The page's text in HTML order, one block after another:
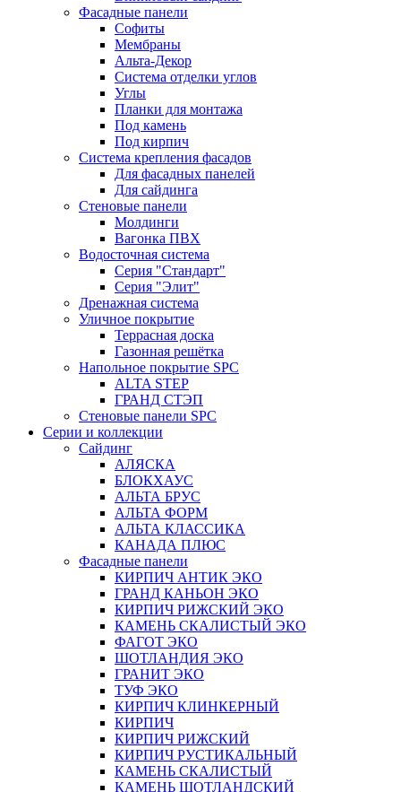
Фасадные панели
Софиты
Мембраны
Альта-Декор
Система отделки углов
Углы
Планки для монтажа
Под камень
Под кирпич
Система крепления фасадов
Для фасадных панелей
Для сайдинга
Стеновые панели
Молдинги
Вагонка ПВХ
Водосточная система
Серия "Стандарт"
Серия "Элит"
Дренажная система
Уличное покрытие
Террасная доска
Газонная решётка
Напольное покрытие SPC
ALTA STEP
ГРАНД СТЭП
Стеновые панели SPC
Серии и коллекции
Сайдинг
АЛЯСКА
БЛОКХАУС
АЛЬТА БРУС
АЛЬТА ФОРМ
АЛЬТА КЛАССИКА
КАНАДА ПЛЮС
Фасадные панели
КИРПИЧ АНТИК ЭКО
ГРАНД КАНЬОН ЭКО
КИРПИЧ РИЖСКИЙ ЭКО
КАМЕНЬ СКАЛИСТЫЙ ЭКО
ФАГОТ ЭКО
ШОТЛАНДИЯ ЭКО
ГРАНИТ ЭКО
ТУФ ЭКО
КИРПИЧ КЛИНКЕРНЫЙ
КИРПИЧ
КИРПИЧ РИЖСКИЙ
КИРПИЧ РУСТИКАЛЬНЫЙ
КАМЕНЬ СКАЛИСТЫЙ
КАМЕНЬ ШОТЛАНДСКИЙ